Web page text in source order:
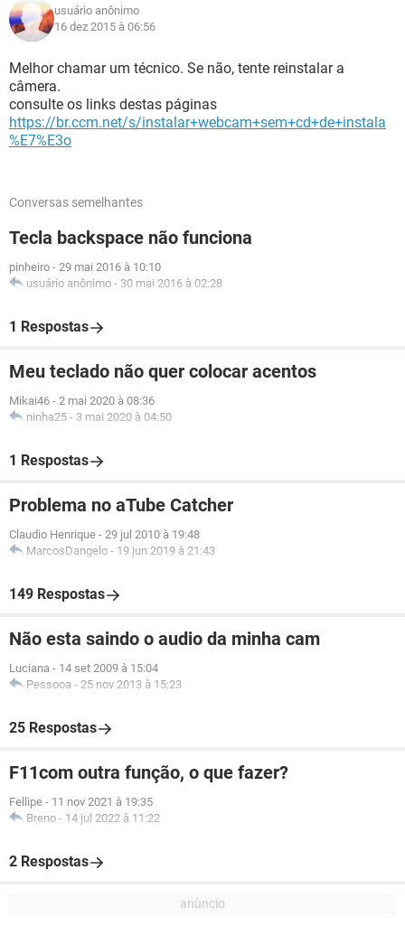
usuário anônimo
16 dez 2015 à 06:56
Melhor chamar um técnico. Se não, tente reinstalar a
câmera.
consulte os links destas páginas
https://br.ccm.net/s/instalar+webcam+sem+cd+de+instala
%E7%E3o
Conversas semelhantes
Tecla backspace não funciona
pinheiro - 29 mai 2016 à 10:10
usuário anônimo - 30 mai 2016 à 02:28
1 Respostas
Meu teclado não quer colocar acentos
Mikai46 - 2 mai 2020 à 08:36
ninha25 - 3 mai 2020 à 04:50
1 Respostas
Problema no aTube Catcher
Claudio Henrique - 29 jul 2010 à 19:48
MarcosDangelo - 19 jun 2019 à 21:43
149 Respostas
Não esta saindo o audio da minha cam
Luciana - 14 set 2009 à 15:04
Pessooa - 25 nov 2013 à 15:23
25 Respostas
F11com outra função, o que fazer?
Fellipe - 11 nov 2021 à 19:35
Breno - 14 jul 2022 à 11:22
2 Respostas